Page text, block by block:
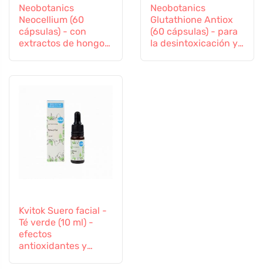
Neobotanics
Neocellium (60
cápsulas) - con
extractos de hongos
Neobotanics
Glutathione Antiox
(60 cápsulas) - para
la desintoxicación y
Kvitok Suero facial -
Té verde (10 ml) -
efectos
antioxidantes y